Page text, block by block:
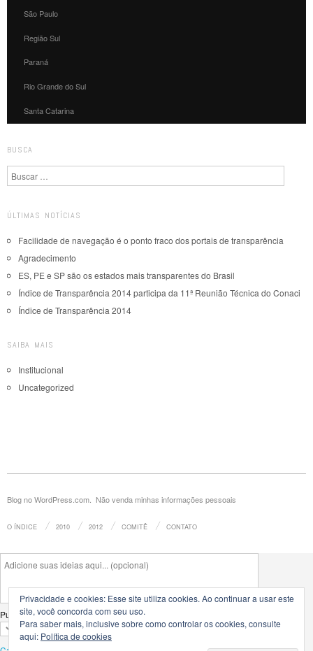
São Paulo
Região Sul
Paraná
Rio Grande do Sul
Santa Catarina
BUSCA
Pesquisa
ÚLTIMAS NOTÍCIAS
Facilidade de navegação é o ponto fraco dos portais de transparência
Agradecimento
ES, PE e SP são os estados mais transparentes do Brasil
Índice de Transparência 2014 participa da 11ª Reunião Técnica do Conaci
Índice de Transparência 2014
SAIBA MAIS
Institucional
Uncategorized
Blog no WordPress.com. Não venda minhas informações pessoais
O ÍNDICE 2010 2012 COMITÊ CONTATO
Publicar em
Privacidade e cookies: Esse site utiliza cookies. Ao continuar a usar este
site, você concorda com seu uso.
Para saber mais, inclusive sobre como controlar os cookies, consulte
aqui: Política de cookies